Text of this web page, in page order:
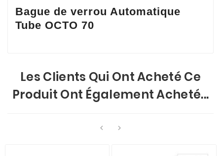
Bague de verrou Automatique
Tube OCTO 70
Les Clients Qui Ont Acheté Ce
Produit Ont Également Acheté...
 